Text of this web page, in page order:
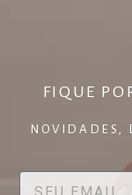
FIQUE
NOVIDADES,